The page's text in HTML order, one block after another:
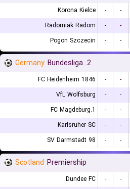
Korona Kielce - -
Radomiak Radom
- -
Pogon Szczecin
- -
Germany 2. Bundesliga
FC Heidenheim 1846 - -
VfL Wolfsburg
- -
1.FC Magdeburg
- -
Karlsruher SC
- -
SV Darmstadt 98
- -
Scotland Premiership
Dundee FC - -